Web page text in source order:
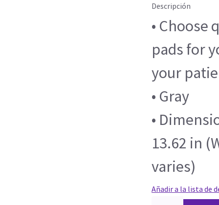
Descripción
•
pads for
your
• Gray
•
13.62 in
varies)
Añadir a la lista de